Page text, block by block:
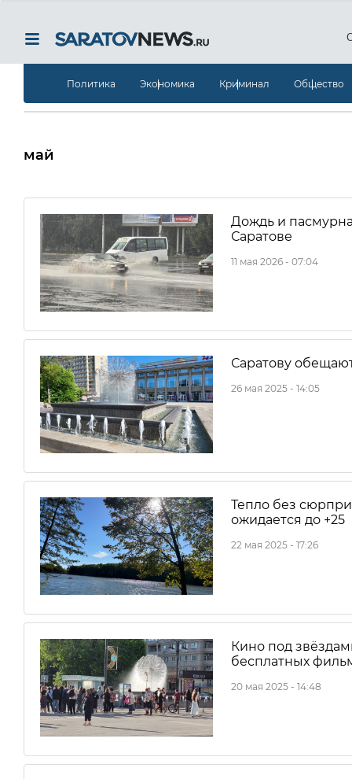
Политика Экономика Криминал Общество
май
Дождь и
Саратове
11 мая 2026 - 07:04
Саратову
26 мая 2025 - 14:05
Тепло без
ожидается до +25
22 мая 2025 - 17:26
Кино под
бесплатных
20 мая 2025 - 14:48